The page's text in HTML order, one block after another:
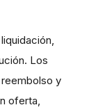
Los
y
oferta,